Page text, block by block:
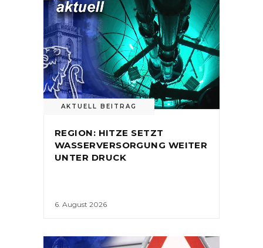
AKTUELL BEITRAG
REGION: HITZE SETZT
WASSERVERSORGUNG WEITER
UNTER DRUCK
6. August 2026